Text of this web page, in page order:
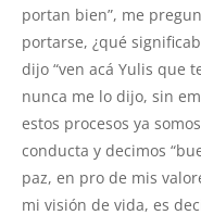
portan bien”, me
portarse, ¿qué
dijo “ven acá Yulis que
nunca me lo dijo, sin
estos procesos ya
conducta y decimos
paz, en pro de mis
mi visión de vida, es